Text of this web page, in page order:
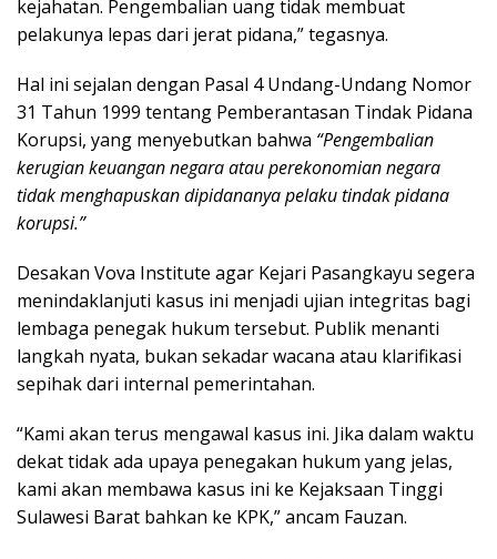
kejahatan. Pengembalian uang tidak membuat
pelakunya lepas dari jerat pidana,” tegasnya.
Hal ini sejalan dengan Pasal 4 Undang-Undang Nomor
31 Tahun 1999 tentang Pemberantasan Tindak Pidana
Korupsi, yang menyebutkan bahwa “Pengembalian
kerugian keuangan negara atau perekonomian negara
tidak menghapuskan dipidananya pelaku tindak pidana
korupsi.”
Desakan Vova Institute agar Kejari Pasangkayu segera
menindaklanjuti kasus ini menjadi ujian integritas bagi
lembaga penegak hukum tersebut. Publik menanti
langkah nyata, bukan sekadar wacana atau klarifikasi
sepihak dari internal pemerintahan.
“Kami akan terus mengawal kasus ini. Jika dalam waktu
dekat tidak ada upaya penegakan hukum yang jelas,
kami akan membawa kasus ini ke Kejaksaan Tinggi
Sulawesi Barat bahkan ke KPK,” ancam Fauzan.